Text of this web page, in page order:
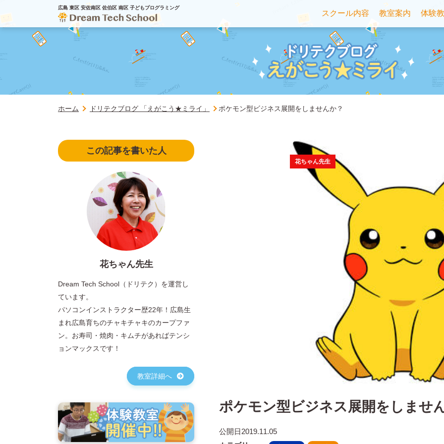
広島 東区 安佐南区 佐伯区 南区 子どもプログラミング
スクール内容 教室案内 体験
ホーム ドリテクブログ 「えがこう★ミライ」 ポケモン型ビジネス展開をしませんか？
花ちゃん先生
ポケモン型ビジネス展開をしませ
公開日2019.11.05
この記事を書いた人
花ちゃん先生
Dream Tech School（ドリテク）を運営し
ています。
パソコンインストラクター歴22年！広島生
まれ広島育ちのチャキチャキのカープファ
ン。お寿司・焼肉・キムチがあればテンシ
ョンマックスです！
教室詳細へ